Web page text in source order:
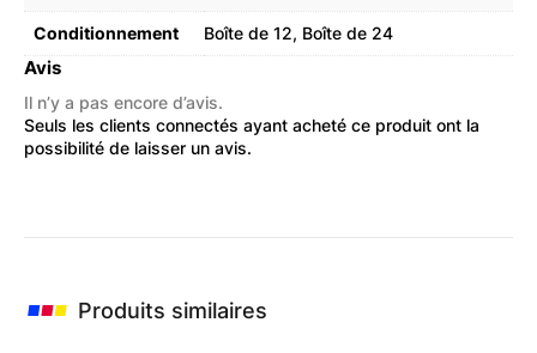
Conditionnement Boîte de 12, Boîte de 24
Avis
Il n’y a pas encore d’avis.
Seuls les clients connectés ayant acheté ce produit ont la
possibilité de laisser un avis.
Produits similaires